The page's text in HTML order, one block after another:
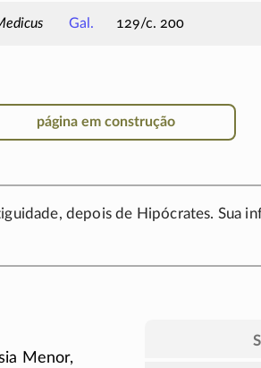
Gal. 129/c. 200
página em construção
depois de Hipócrates. Sua
Menor,